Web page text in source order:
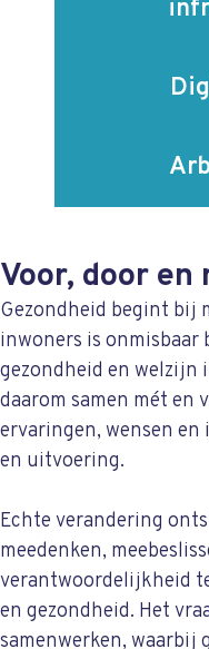
Voor, door
Gezondheid begint bij
inwoners is onmisbaar
gezondheid en welzijn
daarom samen mét en
ervaringen, wensen
en uitvoering.
Echte verandering
meedenken,
verantwoordelijkheid
en gezondheid. Het
samenwerken, waarbij